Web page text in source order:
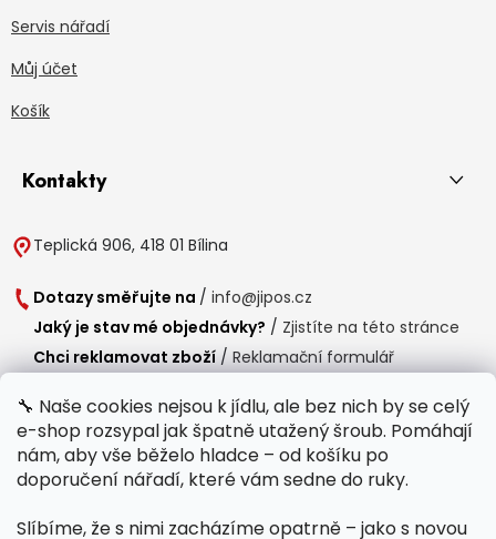
🔧 Naše cookies nejsou k jídlu, ale bez nich by se celý
e-shop rozsypal jak špatně utažený šroub. Pomáhají
nám, aby vše běželo hladce – od košíku po
doporučení nářadí, které vám sedne do ruky.
Slíbíme, že s nimi zacházíme opatrně – jako s novou
Servis nářadí
Můj účet
Košík
Kontakty
Teplická 906, 418 01 Bílina
Dotazy směřujte na / info@jipos.cz
Jaký je stav mé objednávky? / Zjistíte na této stránce
Chci reklamovat zboží / Reklamační formulář
Provozní doba
Po-Čt / 8:00 - 15:00
Polední přestávka /11:00 - 11:30